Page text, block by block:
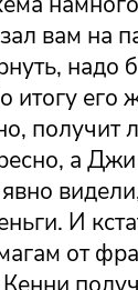
вам на
надо
итогу его
получит
а Джи
И
от